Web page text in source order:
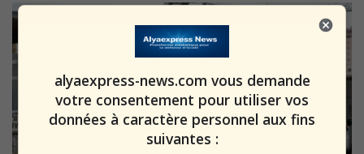
alyaexpress-news.com vous demande
votre consentement pour utiliser vos
données à caractère personnel aux fins
suivantes :